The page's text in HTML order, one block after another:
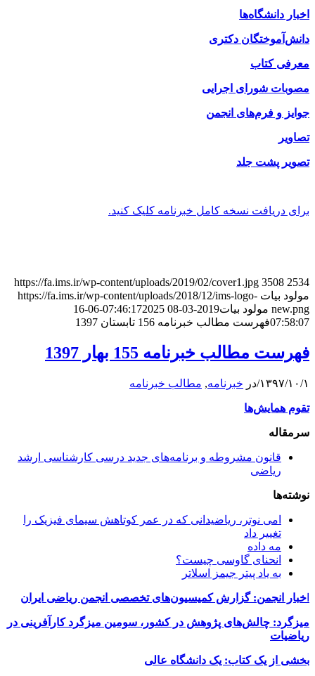
اخبار دانشگاه‌ها
دانش‌آموختگان دکتری
معرفی کتاب
مصوبات شورای اجرایی
جوایز و فرم‌های انجمن
تصاویر
تصویر پشت جلد
برای دریافت نسخه کامل خبرنامه کلیک کنید.
https://fa.ims.ir/wp-content/uploads/2019/02/cover1.jpg 3508 2534
مولود بیات https://fa.ims.ir/wp-content/uploads/2018/12/ims-logo-
new.png مولود بیات2019-03-08 07:46:17
2025-06-16
07:58:07فهرست مطالب خبرنامه 156 تابستان 1397
فهرست مطالب خبرنامه 155 بهار 1397
۱۳۹۷/۱۰/۱/در خبرنامه, مطالب خبرنامه
تقوم همایش‌ها
سرمقاله
قانون مشروطه و برنامه‌های جدید درسی کارشناسی ارشد
ریاضی
نوشته‌ها
امی نوتر، ریاضیدانی که در عمر کوتاهش سیمای فیزیک را
تغییر داد
مه داده
انحنای گاوسی چیست؟
به یاد پیتر جیمز اسلاتر
خبار انجمن: گزارش کمیسیون‌های تخصصی انجمن ریاضی ایران
میزگرد: چالش‌های پژوهش در کشور، سومین میزگرد کارآفرینی در
ریاضیات
بخشی از یک کتاب: یک دانشگاه عالی